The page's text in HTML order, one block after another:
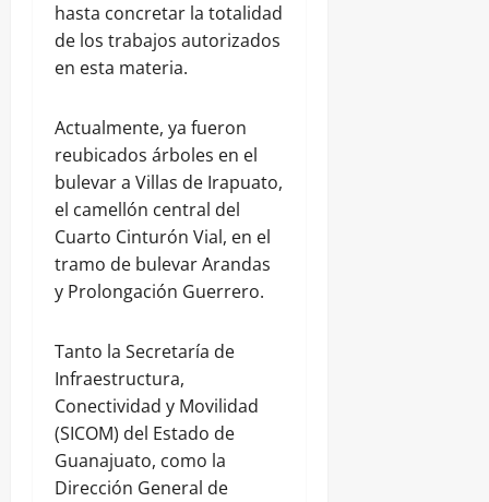
hasta concretar la totalidad
de los trabajos autorizados
en esta materia.
Actualmente, ya fueron
reubicados árboles en el
bulevar a Villas de Irapuato,
el camellón central del
Cuarto Cinturón Vial, en el
tramo de bulevar Arandas
y Prolongación Guerrero.
Tanto la Secretaría de
Infraestructura,
Conectividad y Movilidad
(SICOM) del Estado de
Guanajuato, como la
Dirección General de